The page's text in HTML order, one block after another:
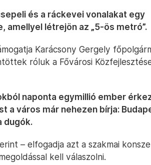
és a ráckevei vonalakat egy
amellyel létrejön az „5-ös metró”.
Karácsony Gergely
róluk a Fővárosi
naponta egymillió ember
a város már nehezen bírja:
dugók.
– elfogadja azt a szakmai
kell válaszolni.